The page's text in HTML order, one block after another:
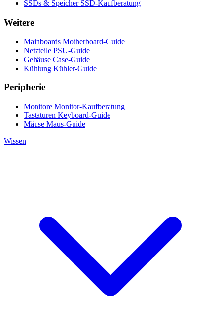
SSDs & Speicher SSD-Kaufberatung
Weitere
Mainboards Motherboard-Guide
Netzteile PSU-Guide
Gehäuse Case-Guide
Kühlung Kühler-Guide
Peripherie
Monitore Monitor-Kaufberatung
Tastaturen Keyboard-Guide
Mäuse Maus-Guide
Wissen